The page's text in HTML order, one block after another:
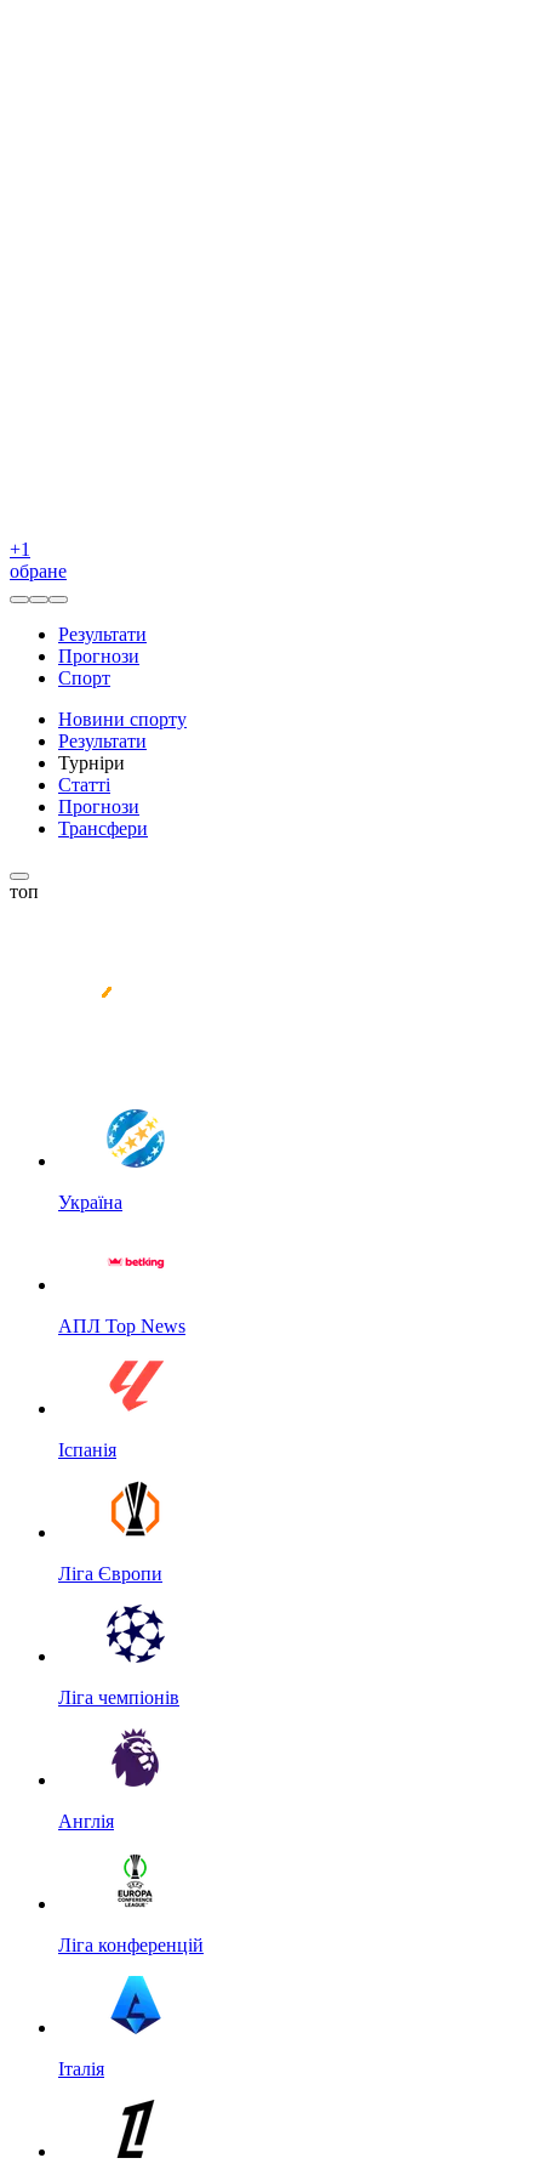
+1
обране
Результати
Прогнози
Спорт
Новини спорту
Результати
Турніри
Статті
Прогнози
Трансфери
топ
Україна
АПЛ Top News
Іспанія
Ліга Європи
Ліга чемпіонів
Англія
Ліга конференцій
Італія